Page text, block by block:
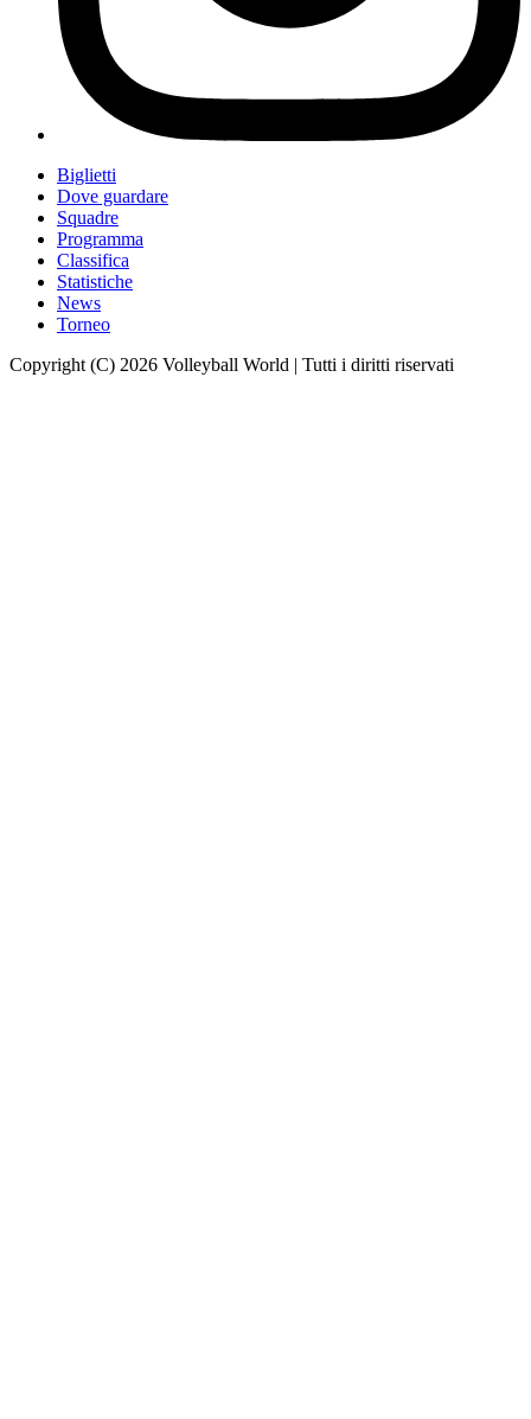
Biglietti
Dove guardare
Squadre
Programma
Classifica
Statistiche
News
Torneo
Copyright (C) 2026 Volleyball World | Tutti i diritti riservati